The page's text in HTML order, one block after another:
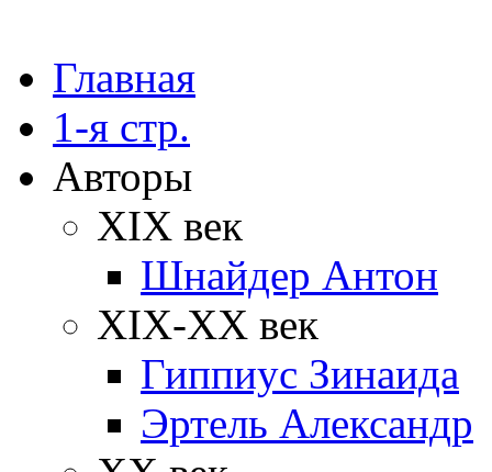
Главная
1-я стр.
Авторы
XIX век
Шнайдер Антон
XIX-XX век
Гиппиус Зинаида
Эртель Александр